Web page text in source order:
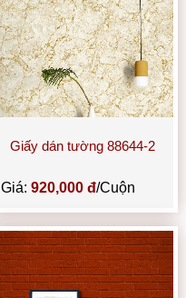
Giấy dán tường 88644-2
Giá: 920,000 đ/Cuộn